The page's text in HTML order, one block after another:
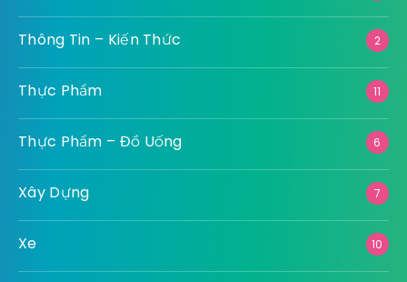
Thông Tin – Kiến Thức 2
Thực Phẩm 11
Thực Phẩm – Đồ Uống 6
Xây Dựng 7
Xe 10